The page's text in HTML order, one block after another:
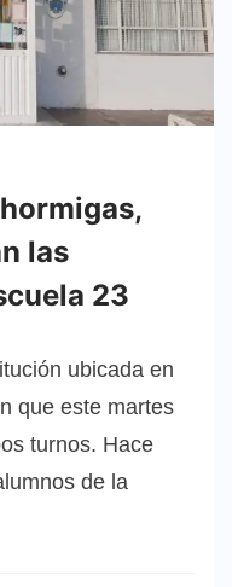
las
23
ubicada en
que este martes
turnos. Hace
de la